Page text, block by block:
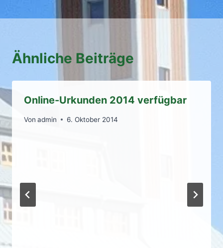
Ähnliche Beiträge
Online-Urkunden 2014 verfügbar
Von admin 6. Oktober 2014